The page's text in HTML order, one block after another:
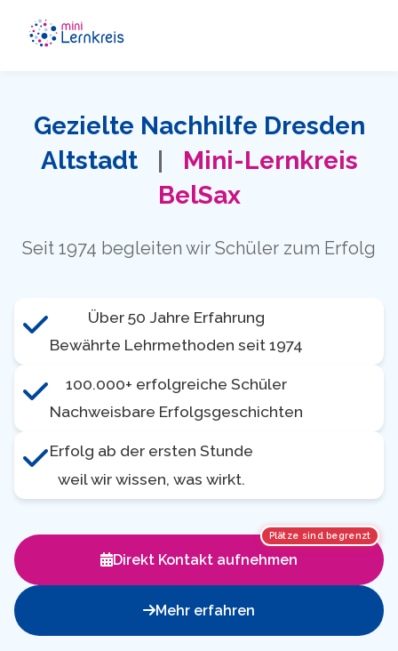
Gezielte Nachhilfe Dresden
Altstadt
|
Mini-Lernkreis
BelSax
Seit 1974 begleiten wir Schüler zum Erfolg
Über 50 Jahre Erfahrung
Bewährte Lehrmethoden seit 1974
100.000+ erfolgreiche Schüler
Nachweisbare Erfolgsgeschichten
Erfolg ab der ersten Stunde
weil wir wissen, was wirkt.
Plätze sind begrenzt
Direkt Kontakt aufnehmen
Mehr erfahren